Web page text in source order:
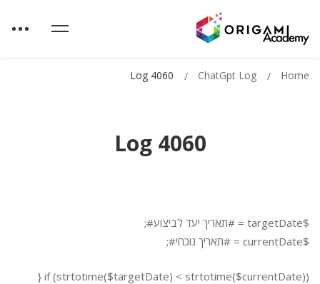
Log 4060
Home
ChatGpt Log
Log 4060
$targetDate = #תאריך יעד לביצוע#;
$currentDate = #תאריך נוכחי#;
if (strtotime($targetDate) < strtotime($currentDate)) {